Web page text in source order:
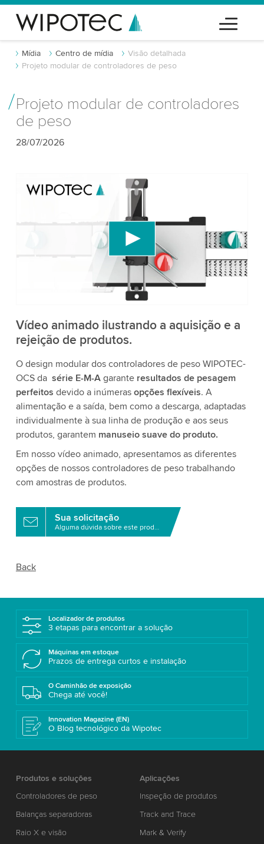
Mídia Centro de mídia
Visão detalhada
Projeto modular de controladores de peso
Projeto modular de controladores
de peso
28/07/2026
Precisamos do seu consentimento para
carregar o serviço de vídeo do YouTube!
Utilizamos um serviço de terceiros para incorporar
conteúdo de vídeo que pode coletar dados sobre
sua atividade. Por favor, reveja os detalhes e
aceite o serviço para assistir a este vídeo.
Mais informações
Vídeo animado ilustrando a aquisição e a
rejeição de produtos.
O design modular dos controladores de peso WIPOTEC-
OCS da série E-M-A garanteresultados de pesagem
perfeitos devido a inúmeras opções flexíveis. A
alimentação e a saída, bem como a descarga, adaptadas
individualmente à sua linha de produção e aos seus
produtos, garantem manuseio suave do produto.
Em nosso vídeo animado, apresentamos as diferentes
opções de nossos controladores de peso trabalhando
com amostras de produtos.
Sua solicitação
Alguma dúvida sobre este produto?
Back
Localizador de produtos
3 etapas para encontrar a solução
Máquinas em estoque
Prazos de entrega curtos e instalação
O Caminhão de exposição
Chega até você!
Innovation Magazine (EN)
O Blog tecnológico da Wipotec
Produtos e soluções
Controladores de peso
Balanças separadoras
Raio X e visão
Aplicações
Inspeção de produtos
Track and Trace
Mark & Verify